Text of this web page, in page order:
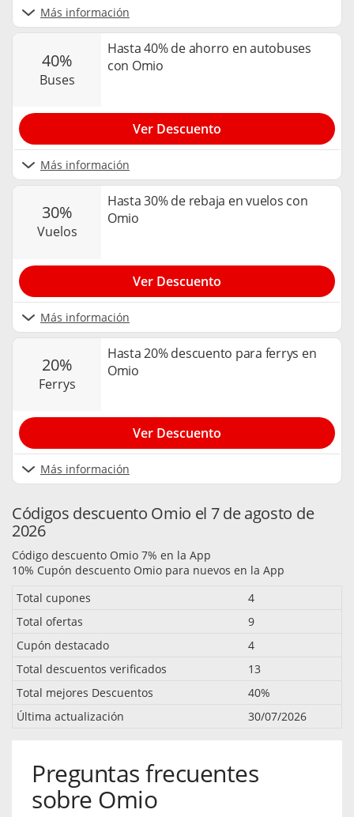
Más información
40%
buses
Hasta 40% de ahorro en autobuses
con Omio
Más información
Ver Descuento
30%
vuelos
Hasta 30% de rebaja en vuelos con
Omio
Más información
Ver Descuento
20%
ferrys
Hasta 20% descuento para ferrys en
Omio
Más información
Ver Descuento
Códigos descuento Omio el 7 de agosto de
2026
Código descuento Omio 7% en la App
10% Cupón descuento Omio para nuevos en la App
Total cupones
4
Total ofertas
9
Cupón destacado
4
Total descuentos verificados
13
Total mejores Descuentos
40%
Última actualización
30/07/2026
Preguntas frecuentes
sobre Omio